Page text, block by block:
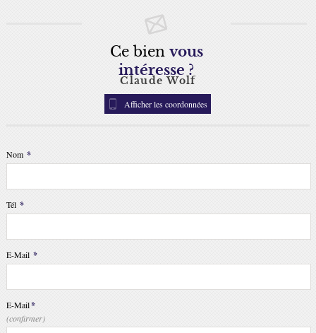
Ce bien vous
intéresse ?
Claude Wolf
Afficher les coordonnées
Nom *
Tél *
E-Mail *
E-Mail*
(confirmer)